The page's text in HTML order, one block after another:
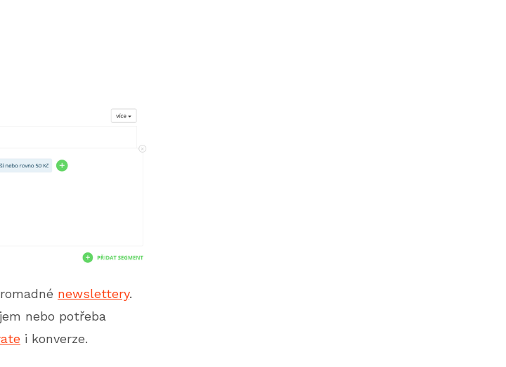
newslettery.
nebo potřeba
i konverze.